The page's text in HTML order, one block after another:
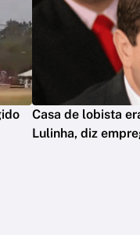
Casa de lobista
Lulinha, diz